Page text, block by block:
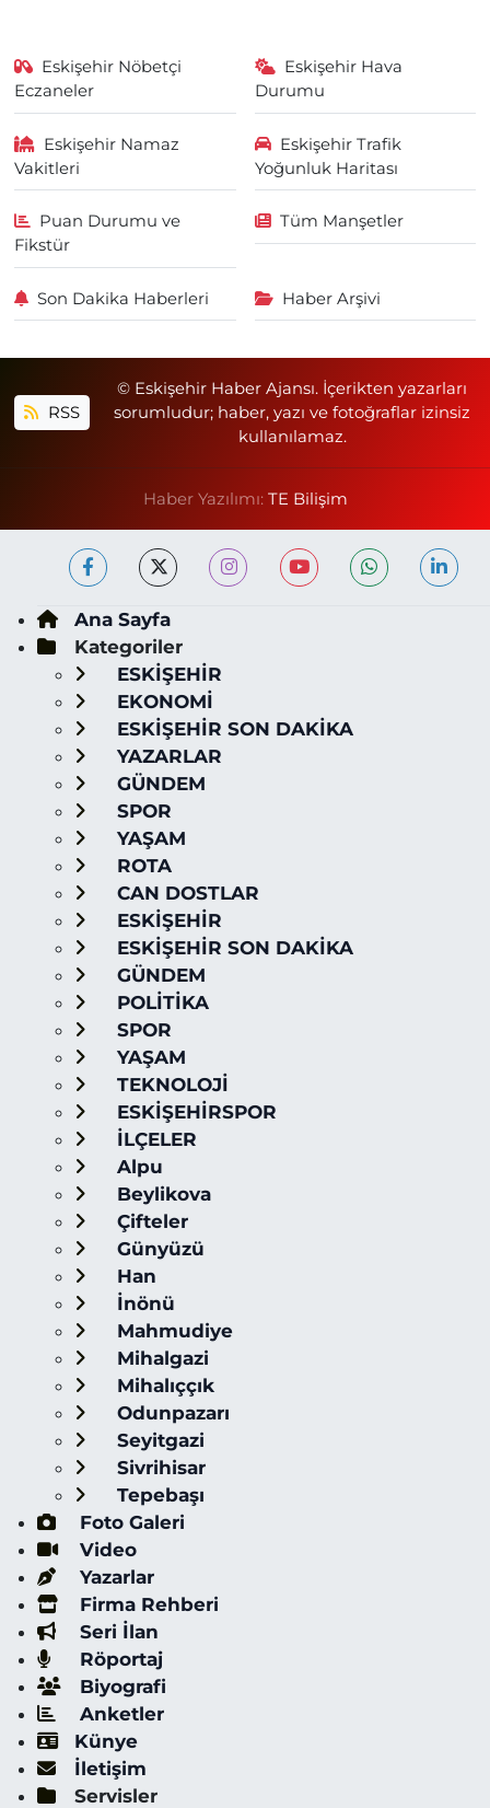
Eskişehir Nöbetçi
Eczaneler
Eskişehir Hava
Durumu
Eskişehir Namaz
Vakitleri
Eskişehir Trafik
Yoğunluk Haritası
Puan Durumu ve
Fikstür
Tüm Manşetler
Son Dakika Haberleri Haber Arşivi
RSS
© Eskişehir Haber Ajansı. İçerikten yazarları
sorumludur; haber, yazı ve fotoğraflar izinsiz
kullanılamaz.
Haber Yazılımı: TE Bilişim
Ana Sayfa
Kategoriler
ESKİŞEHİR
EKONOMİ
ESKİŞEHİR SON DAKİKA
YAZARLAR
GÜNDEM
SPOR
YAŞAM
ROTA
CAN DOSTLAR
ESKİŞEHİR
ESKİŞEHİR SON DAKİKA
GÜNDEM
POLİTİKA
SPOR
YAŞAM
TEKNOLOJİ
ESKİŞEHİRSPOR
İLÇELER
Alpu
Beylikova
Çifteler
Günyüzü
Han
İnönü
Mahmudiye
Mihalgazi
Mihalıççık
Odunpazarı
Seyitgazi
Sivrihisar
Tepebaşı
Foto Galeri
Video
Yazarlar
Firma Rehberi
Seri İlan
Röportaj
Biyografi
Anketler
Künye
İletişim
Servisler